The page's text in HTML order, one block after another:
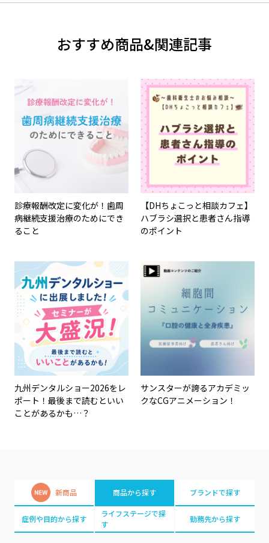
おすすめ商品&関連記事
診療報酬改定に変化が！歯周
病継続支援治療のためにでき
ること
【DHちょこっと相談カフェ】
ハブラシ選択と患者さん指導
のポイント
九州デンタルショー2026をレ
ポート！最後まで読むといい
ことがあるかも…？
サンスターが誇るアカデミッ
クなCGアニメーション！
新商品 商品から探す ブランドで探す
症例や目的から探す
ライフステージで探
す
勤務先から探す